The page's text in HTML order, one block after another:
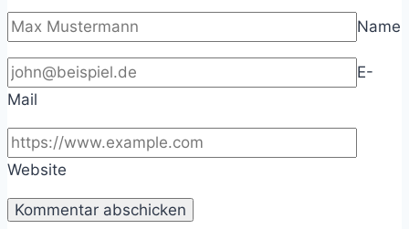
Name
E-
Mail
Website